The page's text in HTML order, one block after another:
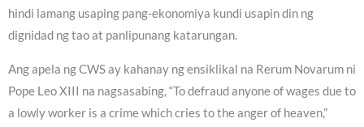
hindi lamang usaping pang-ekonomiya kundi usapin din ng
dignidad ng tao at panlipunang katarungan.
Ang apela ng CWS ay kahanay ng ensiklikal na Rerum Novarum ni
Pope Leo XIII na nagsasabing, “To defraud anyone of wages due to
a lowly worker is a crime which cries to the anger of heaven,”